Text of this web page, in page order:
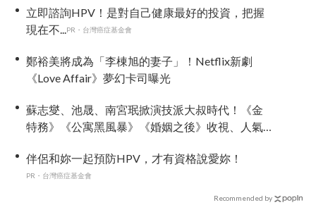
立即諮詢HPV！是對自己健康最好的投資，把握
現在不...
PR・台灣癌症基金會
鄭裕美將成為「李棟旭的妻子」！Netflix新劇
《Love Affair》夢幻卡司曝光
蘇志燮、池晟、南宮珉掀演技派大叔時代！《金
特務》《公寓黑風暴》《婚姻之後》收視、人氣
伴侶和妳一起預防HPV，才有資格說愛妳！
PR・台灣癌症基金會
Recommended by